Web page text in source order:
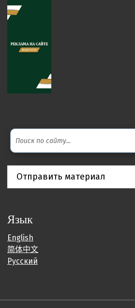
Отправить материал
Язык
English
简体中文
Русский